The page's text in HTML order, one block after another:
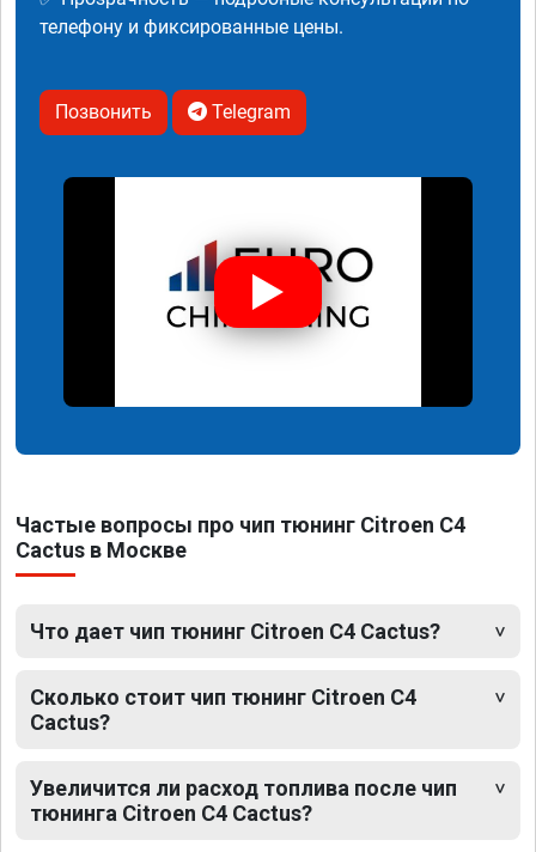
телефону и фиксированные цены.
Позвонить Telegram
Частые вопросы про чип тюнинг Citroen C4
Cactus в Москве
Что дает чип тюнинг Citroen C4 Cactus?
Сколько стоит чип тюнинг Citroen C4
Cactus?
Увеличится ли расход топлива после чип
тюнинга Citroen C4 Cactus?